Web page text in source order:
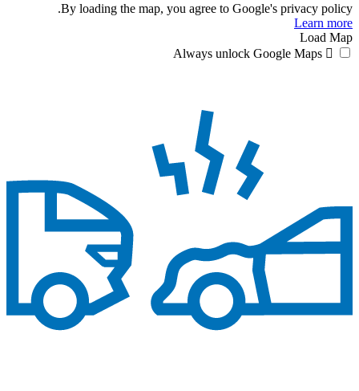
By loading the map, you agree to Google's privacy policy.
Learn more
Load Map
Always unlock Google Maps